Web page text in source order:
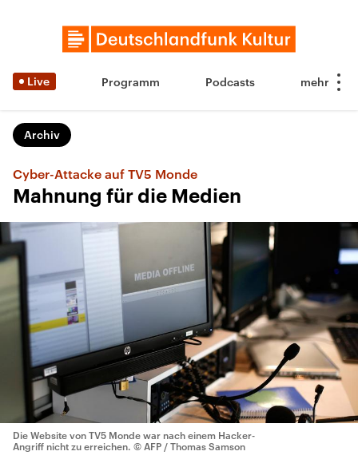
Live Programm Podcasts
Archiv
Cyber-Attacke auf TV5 Monde
Mahnung für die Medien
Die Website von TV5 Monde war nach einem Hacker-
Angriff nicht zu erreichen. © AFP / Thomas Samson